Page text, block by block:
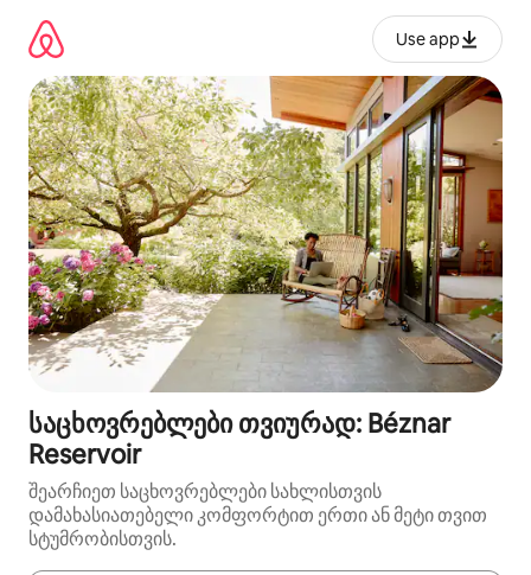
გადასვლა
Use app
საცხოვრებლები თვიურად: Béznar
Reservoir
შეარჩიეთ საცხოვრებლები სახლისთვის
დამახასიათებელი კომფორტით ერთი ან მეტი თვით
სტუმრობისთვის.